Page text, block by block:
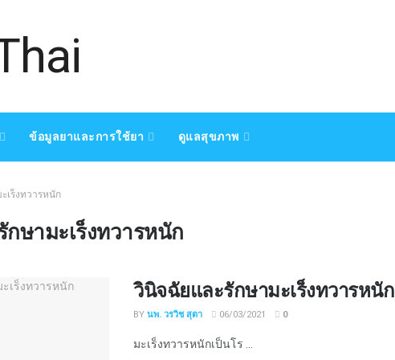
ข้อมูลยาและการใช้ยา ดูแลสุขภาพ
เร็งทวารหนัก
กษามะเร็งทวารหนัก
วินิจฉัยและรักษามะเร็งทวารหนัก
BY นพ. วรวิช สุตา 06/03/2021 0
มะเร็งทวารหนักเป็นโร ...